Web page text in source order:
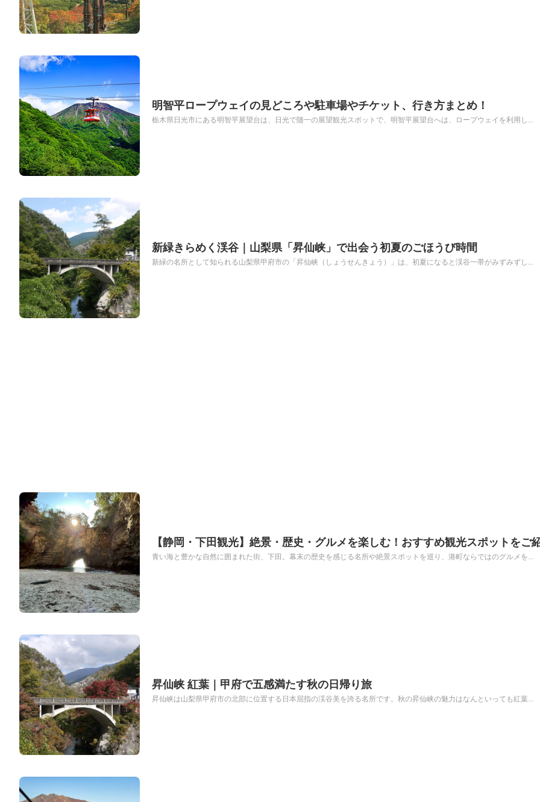
明智平ロープウェイの見どころや駐車場やチケット、行き方まとめ！
栃木県日光市にある明智平展望台は、日光で随一の展望観光スポットで、明智平展望台へは、ロープウェイを利用し...
新緑きらめく渓谷｜山梨県「昇仙峡」で出会う初夏のごほうび時間
新緑の名所として知られる山梨県甲府市の「昇仙峡（しょうせんきょう）」は、初夏になると渓谷一帯がみずみずし...
【静岡・下田観光】絶景・歴史・グルメを楽しむ！おすすめ観光スポットをご
青い海と豊かな自然に囲まれた街、下田。幕末の歴史を感じる名所や絶景スポットを巡り、港町ならではのグルメを...
昇仙峡 紅葉｜甲府で五感満たす秋の日帰り旅
昇仙峡は山梨県甲府市の北部に位置する日本屈指の渓谷美を誇る名所です。秋の昇仙峡の魅力はなんといっても紅葉...